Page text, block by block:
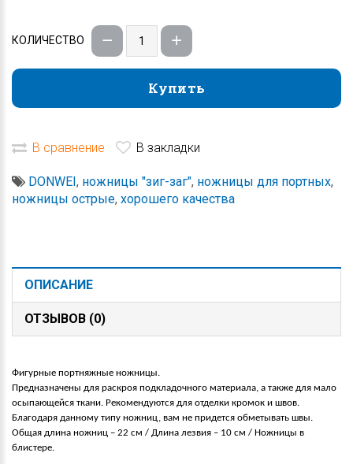
КОЛИЧЕСТВО
Купить
Купить
В сравнение В закладки
DONWEI, ножницы "зиг-заг", ножницы для портных,
ножницы острые, хорошего качества
ОПИСАНИЕ
ОТЗЫВОВ (0)
Фигурные портняжные ножницы.
Предназначены для раскроя подкладочного материала, а также для мало
осыпающейся ткани. Рекомендуются для отделки кромок и швов.
Благодаря данному типу ножниц, вам не придется обметывать швы.
Общая длина ножниц – 22 см / Длина лезвия – 10 см / Ножницы в
блистере.